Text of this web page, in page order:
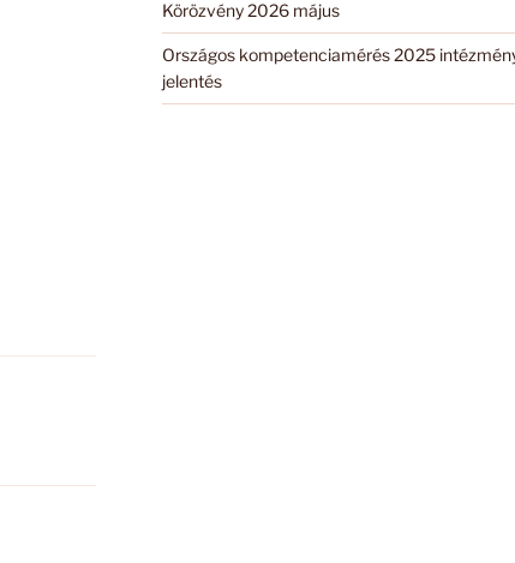
Körözvény 2026 május
Országos kompetenciamérés 2025
jelentés